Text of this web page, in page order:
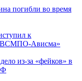
погибли во время
к
«ВСМПО-Ависма»
из-за «фейков» в